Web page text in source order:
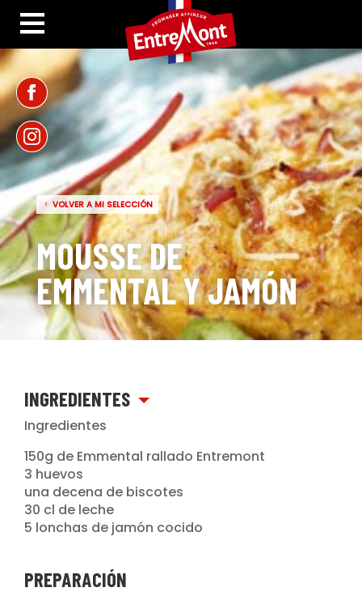
VOLVER A MI SELECCIÓN
MOUSSE DE
EMMENTAL Y JAMÓN
INGREDIENTES
Ingredientes
150g de Emmental rallado Entremont
3 huevos
una decena de biscotes
30 cl de leche
5 lonchas de jamón cocido
PREPARACIÓN